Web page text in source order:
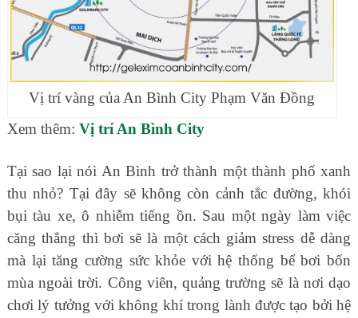
Vị trí vàng của An Bình City Phạm Văn Đồng
Xem thêm: Vị trí An Bình City
Tại sao lại nói An Bình trở thành một thành phố xanh
thu nhỏ? Tại đây sẽ không còn cảnh tắc đường, khói
bụi tàu xe, ô nhiễm tiếng ồn. Sau một ngày làm việc
căng thẳng thì bơi sẽ là một cách giảm stress dễ dàng
mà lại tăng cường sức khỏe với hệ thống bể bơi bốn
mùa ngoài trời. Công viên, quảng trường sẽ là nơi dạo
chơi lý tưởng với không khí trong lành được tạo bởi hệ